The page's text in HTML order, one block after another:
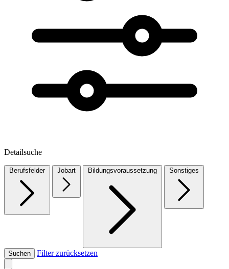
Detailsuche
Berufsfelder Jobart Bildungsvoraussetzung Sonstiges
Suchen Filter zurücksetzen